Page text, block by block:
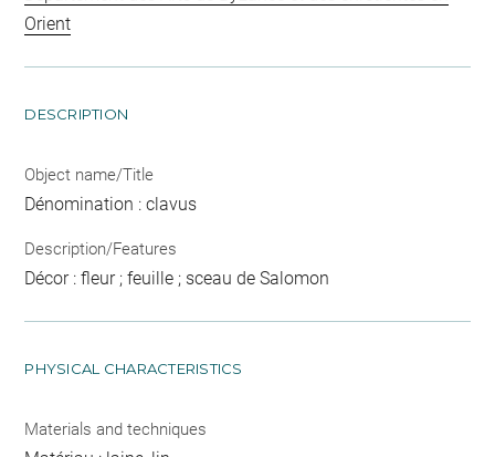
Orient
DESCRIPTION
Object name/Title
Dénomination : clavus
Description/Features
Décor : fleur ; feuille ; sceau de Salomon
PHYSICAL CHARACTERISTICS
Materials and techniques